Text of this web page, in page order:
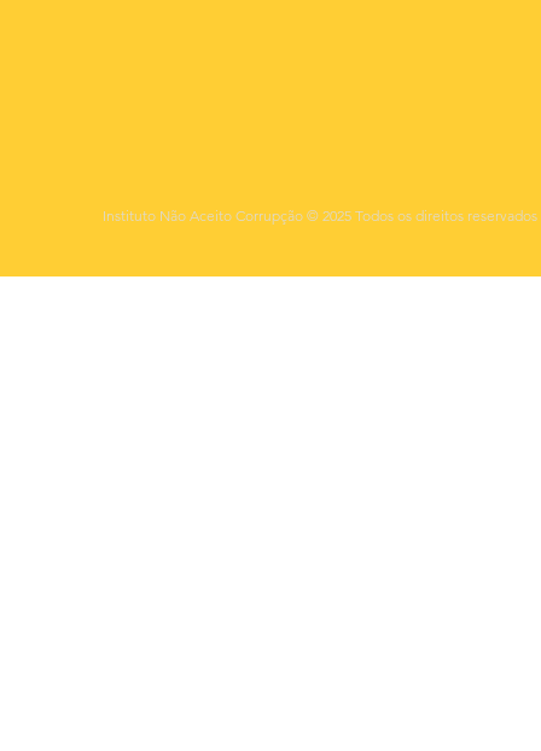
Instituto Não Aceito Corrupção © 2025 Todos os direitos